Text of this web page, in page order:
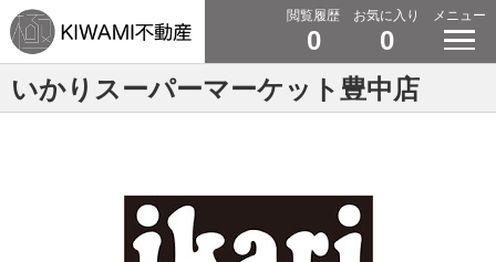
閲覧履歴
0
お気に入り
0
メニュー
いかりスーパーマーケット豊中店